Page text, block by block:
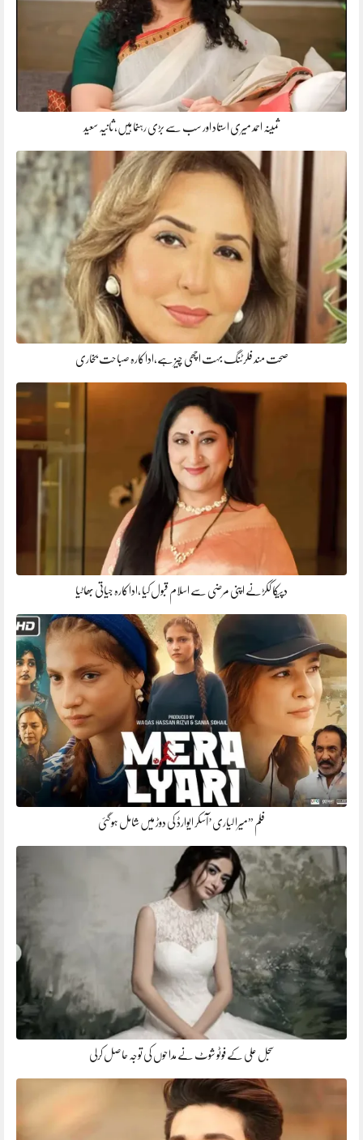
ثمینہ احمد میری استاد اور سب سے بڑی رہنما ہیں، ثانیہ سعید
صحت مند فلرٹنگ بہت اچھی چیز ہے،اداکارہ صباحت بخاری
دپیکا ککڑنے اپنی مرضی سے اسلام قبول کیا ،اداکارہ جیاتی بھاٹیا
فلم ”میرا لیاری’آسکر ایوارڈ کی دوڑ میں شامل ہوگئی
سجل علی کے فوٹو شوٹ نے مداحوں کی توجہ حاصل کرلی